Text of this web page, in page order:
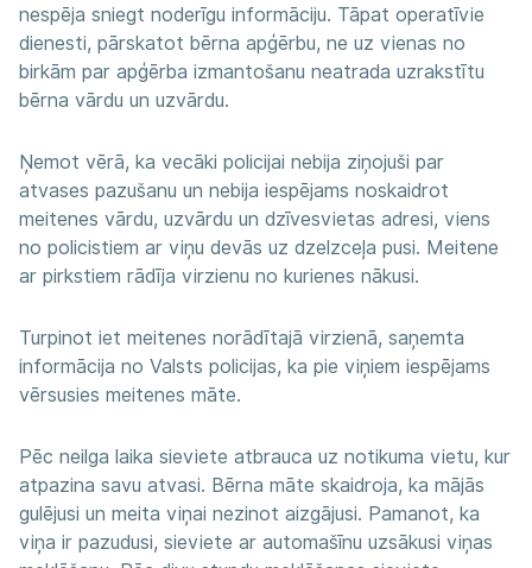
nespēja sniegt noderīgu informāciju. Tāpat operatīvie
dienesti, pārskatot bērna apģērbu, ne uz vienas no
birkām par apģērba izmantošanu neatrada uzrakstītu
bērna vārdu un uzvārdu.
Ņemot vērā, ka vecāki policijai nebija ziņojuši par
atvases pazušanu un nebija iespējams noskaidrot
meitenes vārdu, uzvārdu un dzīvesvietas adresi, viens
no policistiem ar viņu devās uz dzelzceļa pusi. Meitene
ar pirkstiem rādīja virzienu no kurienes nākusi.
Turpinot iet meitenes norādītajā virzienā, saņemta
informācija no Valsts policijas, ka pie viņiem iespējams
vērsusies meitenes māte.
Pēc neilga laika sieviete atbrauca uz notikuma vietu, kur
atpazina savu atvasi. Bērna māte skaidroja, ka mājās
gulējusi un meita viņai nezinot aizgājusi. Pamanot, ka
viņa ir pazudusi, sieviete ar automašīnu uzsākusi viņas